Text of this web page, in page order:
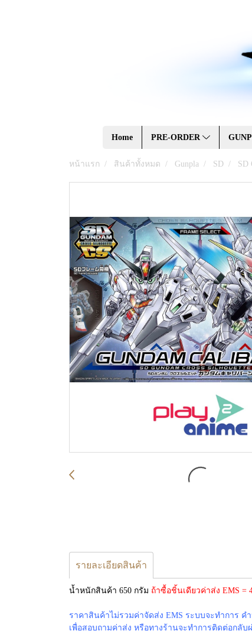
Home PRE-ORDER
หน้าแรก สินค้าทั้งหมด Gunpla SD SD
รายละเอียดสินค้า
น้ำหนักสินค้า 650 กรัม ถ้าซื้อชิ้นเดียวค่าส่ง EMS =
ราคาสินค้าไม่รวมค่าจัดส่ง EMS ระบบจะทำการ
เพื่อสอบถามค่าส่ง หรือทางร้านจะทำการติดต่อกลับ